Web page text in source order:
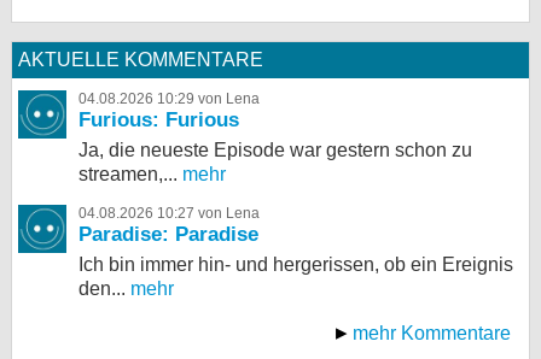
AKTUELLE KOMMENTARE
04.08.2026 10:29 von Lena
Furious: Furious
Ja, die neueste Episode war gestern schon zu
streamen,... mehr
04.08.2026 10:27 von Lena
Paradise: Paradise
Ich bin immer hin- und hergerissen, ob ein Ereignis
den... mehr
mehr Kommentare